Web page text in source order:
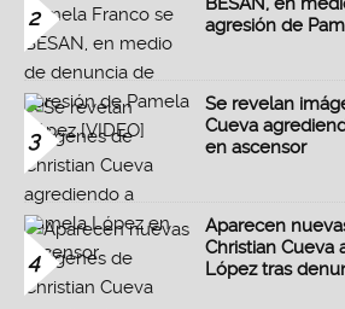
2
agresión de
3
Se revelan
Cueva
en ascensor
4
Aparecen
Christian Cueva
López tras